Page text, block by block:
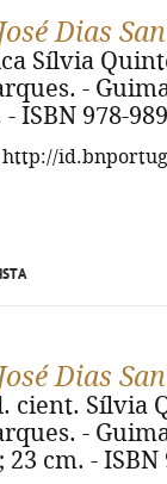
Dias
Sílvia
-
ISBN 978-
Dias
cient. Sílvia
-
cm. - ISBN